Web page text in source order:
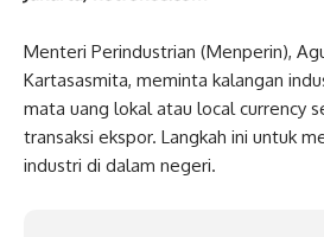
Menteri Perindustrian (Menperin),
Kartasasmita, meminta kalangan
mata uang lokal atau local currency
transaksi ekspor. Langkah ini untuk
industri di dalam negeri.